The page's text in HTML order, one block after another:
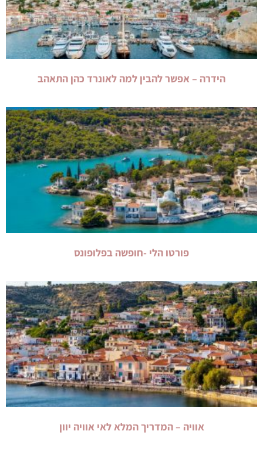
הידרה – אפשר להבין למה לאונרד כהן התאהב
פורטו הלי -חופשה בפלופונס
אוויה – המדריך המלא לאי אוויה יוון